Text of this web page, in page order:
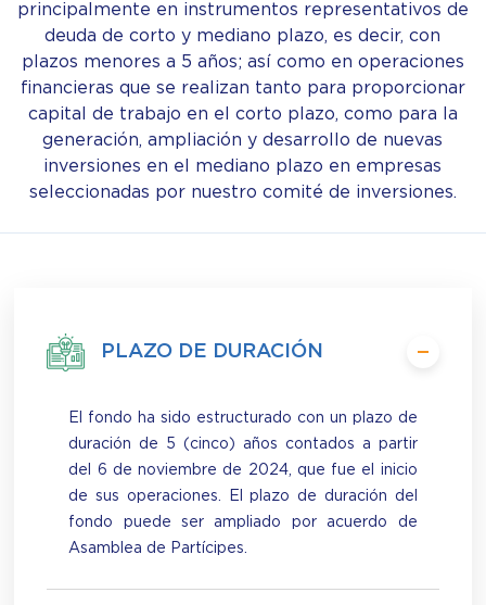
principalmente en instrumentos representativos de
deuda de corto y mediano plazo, es decir, con
plazos menores a 5 años; así como en operaciones
financieras que se realizan tanto para proporcionar
capital de trabajo en el corto plazo, como para la
generación, ampliación y desarrollo de nuevas
inversiones en el mediano plazo en empresas
seleccionadas por nuestro comité de inversiones.
PLAZO DE DURACIÓN
El fondo ha sido estructurado con un plazo de
duración de 5 (cinco) años contados a partir
del 6 de noviembre de 2024, que fue el inicio
de sus operaciones. El plazo de duración del
fondo puede ser ampliado por acuerdo de
Asamblea de Partícipes.